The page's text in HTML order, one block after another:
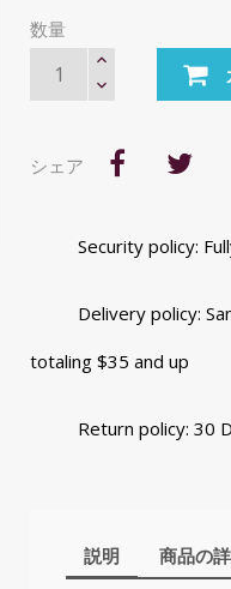
数量
シェア
Security policy:
Delivery policy:
totaling $35 and up
Return policy: 30
説明 商品の